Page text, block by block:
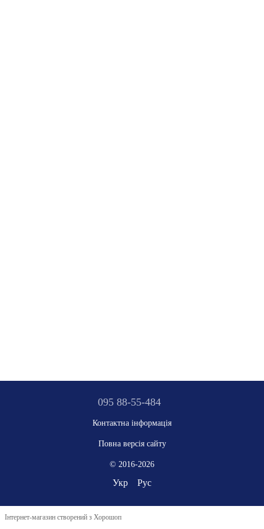
095 88-55-484
Контактна інформація
Повна версія сайту
© 2016-2026
Укр Рус
Інтернет-магазин створений з Хорошоп